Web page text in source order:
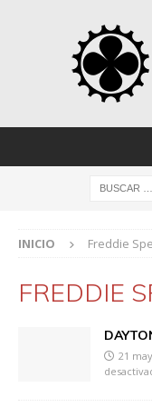
INICIO Freddie
FREDDIE
21